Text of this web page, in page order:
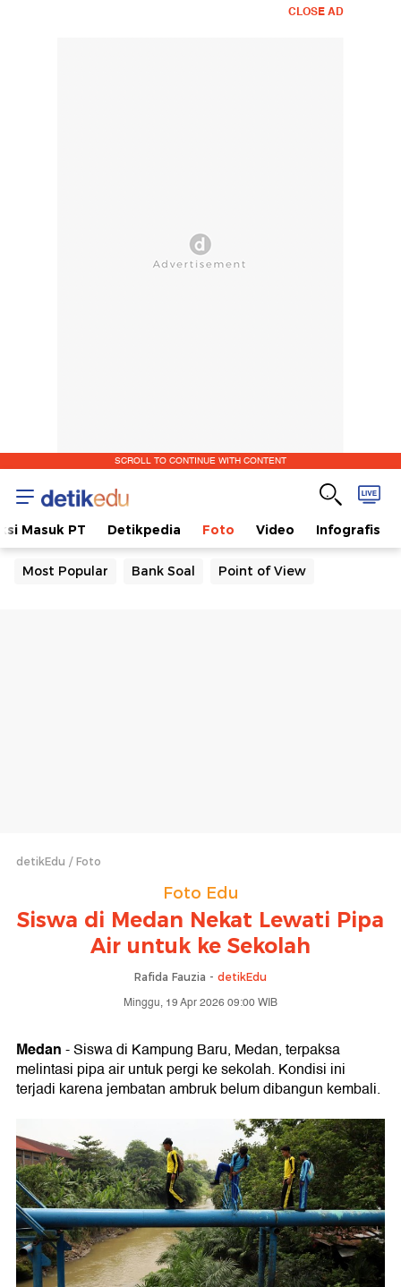
CLOSE AD
SCROLL TO CONTINUE WITH CONTENT
Masuk PT Detikpedia Foto Video Infografis
Most Popular Bank Soal Point of View
detikEdu Foto
Foto Edu
Siswa di Medan Nekat Lewati Pipa
Air untuk ke Sekolah
Rafida Fauzia - detikEdu
Minggu, 19 Apr 2026 09:00 WIB
Medan- Siswa di Kampung Baru, Medan, terpaksa
melintasi pipa air untuk pergi ke sekolah. Kondisi ini
terjadi karena jembatan ambruk belum dibangun kembali.